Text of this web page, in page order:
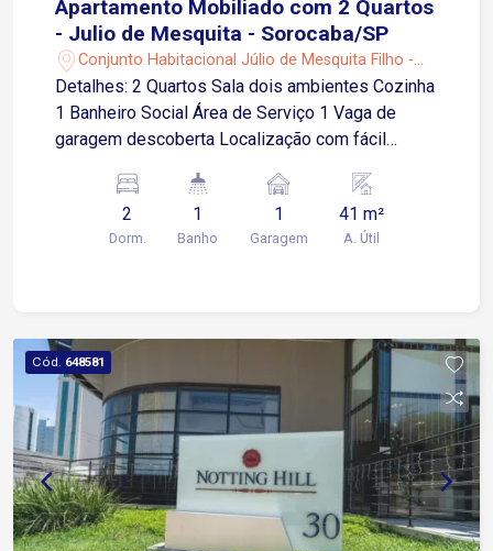
Apartamento Mobiliado com 2 Quartos
- Julio de Mesquita - Sorocaba/SP
Conjunto Habitacional Júlio de Mesquita Filho -
Sorocaba/SP
Detalhes: 2 Quartos Sala dois ambientes Cozinha
1 Banheiro Social Área de Serviço 1 Vaga de
garagem descoberta Localização com fácil
urbana, próximo a comércios, serviços e
transporte público 2 minutos da Avenida Dr.
Américo Figueiredo 4 minutos da Rodovia
segurança Playground Espaço pet Academia
Sauna Mini campo Quadra poliesportiva Piscina
adulto e infantil Salão de festas 2 quiosques
Bicicletário Portaria 24 horas
2
Dorm.
1
Banho
1
Garagem
41 m²
A. Útil
Cód. 648581